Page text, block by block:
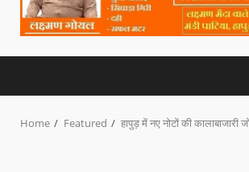
Home Featured हापुड़ में नए नोटों की कालाबाजारी